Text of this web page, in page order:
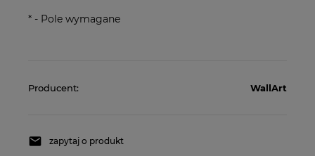
* - Pole wymagane
Producent: WallArt
zapytaj o produkt